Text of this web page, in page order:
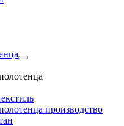
производство